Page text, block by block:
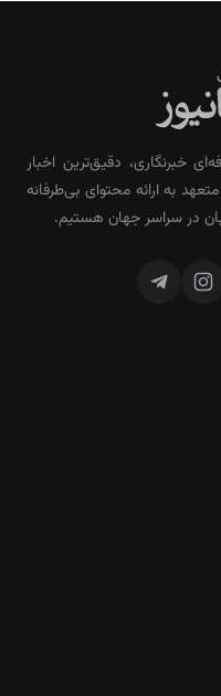
خبرنگاری، دقیق‌ترین اخبار
به ارائه محتوای بی‌طرفانه
در سراسر جهان هستیم.